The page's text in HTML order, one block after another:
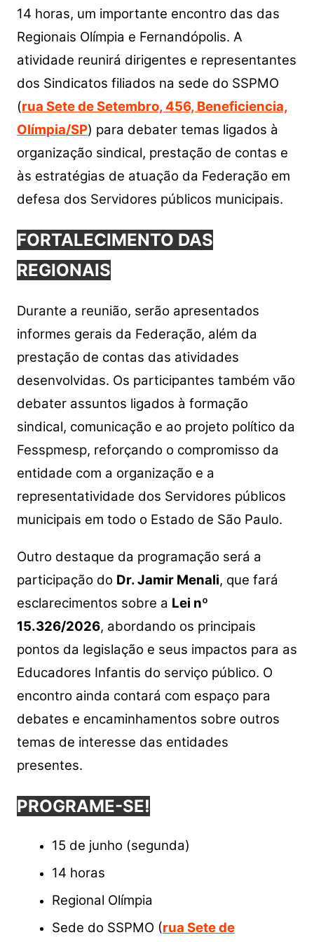
14 horas, um importante encontro das das
Regionais Olímpia e Fernandópolis. A
atividade reunirá dirigentes e representantes
dos Sindicatos filiados na sede do SSPMO
(rua Sete de Setembro, 456, Beneficiencia,
Olímpia/SP) para debater temas ligados à
organização sindical, prestação de contas e
às estratégias de atuação da Federação em
defesa dos Servidores públicos municipais.
FORTALECIMENTO DAS
REGIONAIS
Durante a reunião, serão apresentados
informes gerais da Federação, além da
prestação de contas das atividades
desenvolvidas. Os participantes também vão
debater assuntos ligados à formação
sindical, comunicação e ao projeto político da
Fesspmesp, reforçando o compromisso da
entidade com a organização e a
representatividade dos Servidores públicos
municipais em todo o Estado de São Paulo.
Outro destaque da programação será a
participação do Dr. Jamir Menali, que fará
esclarecimentos sobre a Lei nº
15.326/2026, abordando os principais
pontos da legislação e seus impactos para as
Educadores Infantis do serviço público. O
encontro ainda contará com espaço para
debates e encaminhamentos sobre outros
temas de interesse das entidades
presentes.
PROGRAME-SE!
15 de junho (segunda)
14 horas
Regional Olímpia
Sede do SSPMO (rua Sete de